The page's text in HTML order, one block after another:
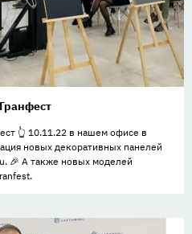
👆 10.11.22 в нашем офисе в
новых декоративных панелей
🎉 А также новых моделей